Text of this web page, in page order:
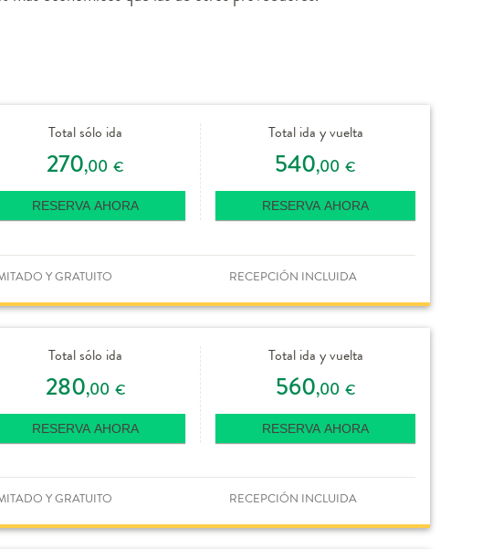
Total sólo ida
270,00 €
RESERVA AHORA
Total ida y vuelta
540,00 €
RESERVA AHORA
Y GRATUITO RECEPCIÓN INCLUIDA
Total sólo ida
280,00 €
RESERVA AHORA
Total ida y vuelta
560,00 €
RESERVA AHORA
Y GRATUITO RECEPCIÓN INCLUIDA